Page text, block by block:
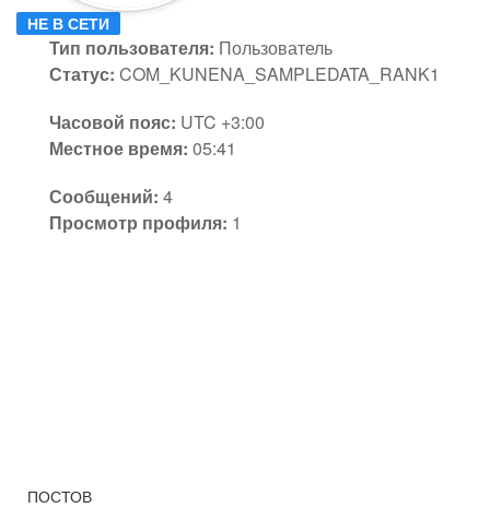
НЕ В СЕТИ
Тип пользователя: Пользователь
Статус: COM_KUNENA_SAMPLEDATA_RANK1
Часовой пояс: UTC +3:00
Местное время: 05:41
Сообщений: 4
Просмотр профиля: 1
ПОСТОВ